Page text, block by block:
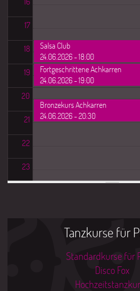
17
18
19
20
21
22
23
Salsa Club
24.06.2026 - 18:00
Fortgeschrittene Achkarren
24.06.2026 - 19:00
Bronzekurs Achkarren
24.06.2026 - 20:30
Tanzkurse für
Standardkurse für
Disco Fox